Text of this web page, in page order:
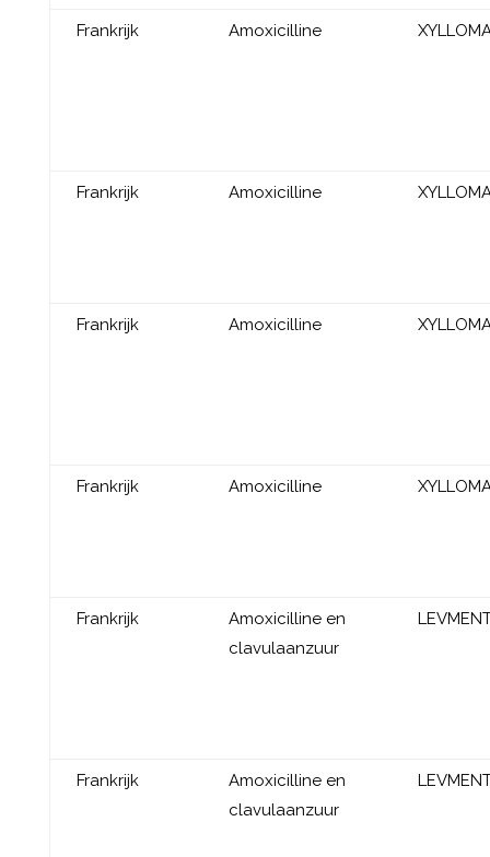
Frankrijk Amoxicilline
Frankrijk Amoxicilline
Frankrijk Amoxicilline
Frankrijk Amoxicilline
Frankrijk
Amoxicilline en
clavulaanzuur
Frankrijk
Amoxicilline en
clavulaanzuur